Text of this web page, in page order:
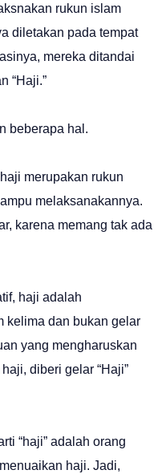
rukun islam
diletakan pada tempat
mereka ditandai
“Haji.”
beberapa hal.
merupakan rukun
melaksanakannya.
karena memang tak ada
haji adalah
kelima dan bukan gelar
yang mengharuskan
diberi gelar “Haji”
“haji” adalah orang
haji. Jadi,